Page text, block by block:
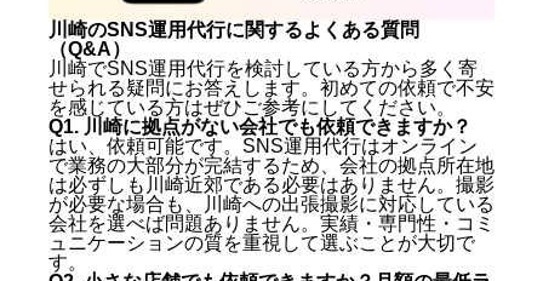
川崎のSNS運用代行に関するよくある質問
（Q&A）
川崎でSNS運用代行を検討している方から多く寄
せられる疑問にお答えします。初めての依頼で不安
を感じている方はぜひご参考にしてください。
Q1. 川崎に拠点がない会社でも依頼できますか？
はい、依頼可能です。SNS運用代行はオンライン
で業務の大部分が完結するため、会社の拠点所在地
は必ずしも川崎近郊である必要はありません。撮影
が必要な場合も、川崎への出張撮影に対応している
会社を選べば問題ありません。実績・専門性・コミ
ュニケーションの質を重視して選ぶことが大切で
す。